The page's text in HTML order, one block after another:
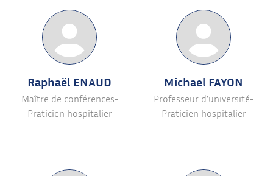
Raphaël ENAUD
Maître de conférences-
Praticien hospitalier
Michael FAYON
Professeur d’université-
Praticien hospitalier